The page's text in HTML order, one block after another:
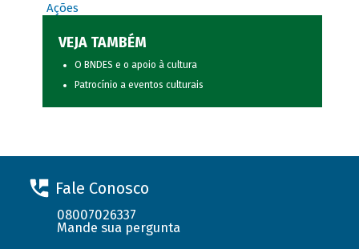
Ações
VEJA TAMBÉM
O BNDES e o apoio à cultura
Patrocínio a eventos culturais
Fale Conosco
08007026337
Mande sua pergunta